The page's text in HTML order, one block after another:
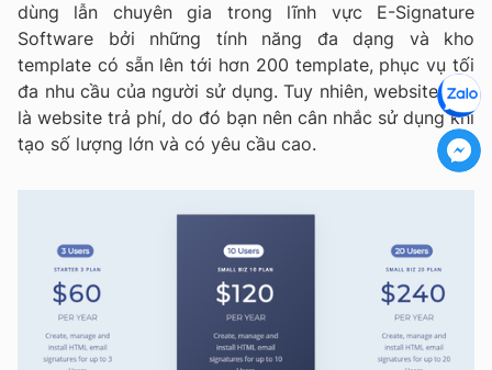
dùng lẫn chuyên gia trong lĩnh vực E-Signature
Software bởi những tính năng đa dạng và kho
template có sẵn lên tới hơn 200 template, phục vụ tối
đa nhu cầu của người sử dụng. Tuy nhiên, website này
là website trả phí, do đó bạn nên cân nhắc sử dụng khi
tạo số lượng lớn và có yêu cầu cao.